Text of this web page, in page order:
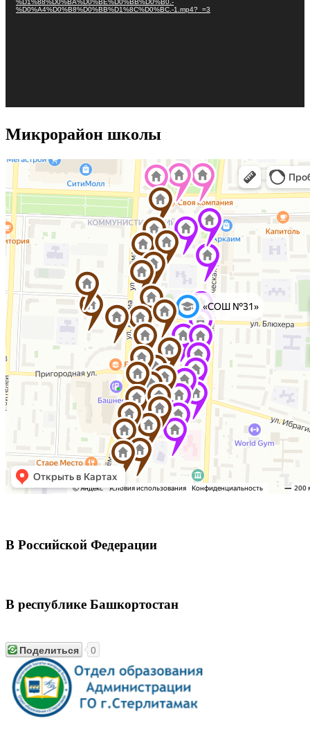
%D1%88%D0%BA%D0%BE%D0%BB%D0%B0.-
%D0%A4%D0%B8%D0%BB%D1%8C%D0%BC.-1.mp4?_=3
Микрорайон школы
В Российской Федерации
В республике Башкортостан
Поделиться 0